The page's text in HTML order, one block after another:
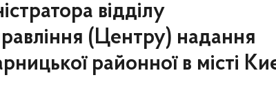
відділу
(Центру) надання
районної в місті